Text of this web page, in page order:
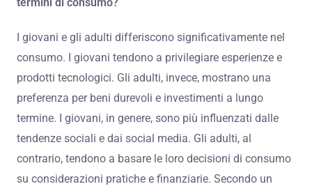
I giovani e gli adulti differiscono significativamente nel
consumo. I giovani tendono a privilegiare esperienze e
prodotti tecnologici. Gli adulti, invece, mostrano una
preferenza per beni durevoli e investimenti a lungo
termine. I giovani, in genere, sono più influenzati dalle
tendenze sociali e dai social media. Gli adulti, al
contrario, tendono a basare le loro decisioni di consumo
su considerazioni pratiche e finanziarie. Secondo un